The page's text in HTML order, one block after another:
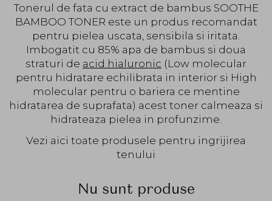
Tonerul de fata cu extract de bambus SOOTHE
BAMBOO TONER este un produs recomandat
pentru pielea uscata, sensibila si iritata.
Imbogatit cu 85% apa de bambus si doua
straturi de acid hialuronic (Low molecular
pentru hidratare echilibrata in interior si High
molecular pentru o bariera ce mentine
hidratarea de suprafata) acest toner calmeaza si
hidrateaza pielea in profunzime.
Vezi aici toate produsele pentru ingrijirea
tenului
Nu sunt produse